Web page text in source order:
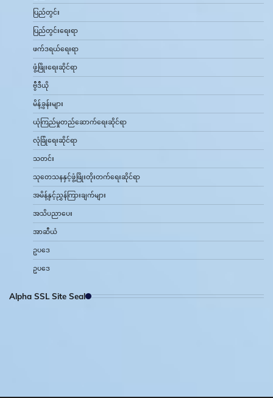
ပြည်တွင်း
ပြည်တွင်းရေးရာ
ဖက်ဒရယ်ရေးရာ
ဖွံ့ဖြိုးရေးဆိုင်ရာ
ဗွီဒီယို
မိန့်ခွန်းများ
ယုံကြည်မှုတည်ဆောက်ရေးဆိုင်ရာ
လုံခြုံရေးဆိုင်ရာ
သတင်း
သုတေသနနှင့်ဖွံ့ဖြိုးတိုးတက်ရေးဆိုင်ရာ
အမိန့်နှင့်ညွှန်ကြားချက်များ
အသိပညာပေး
အာဆီယံ
ဥပဒေ
ဥပဒေ
Alpha SSL Site Seal